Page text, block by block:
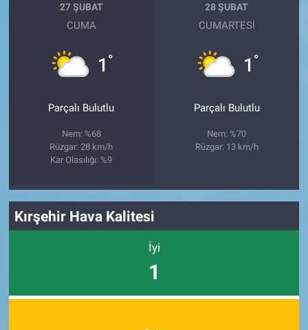
27 ŞUBAT
CUMA
1 °
Parçalı Bulutlu
Nem: %68
Rüzgar: 28 km/h
Kar Olasılığı: %9
28 ŞUBAT
CUMARTESI
1 °
Parçalı Bulutlu
Nem: %70
Rüzgar: 13 km/h
Kırşehir Hava Kalitesi
İyi
1